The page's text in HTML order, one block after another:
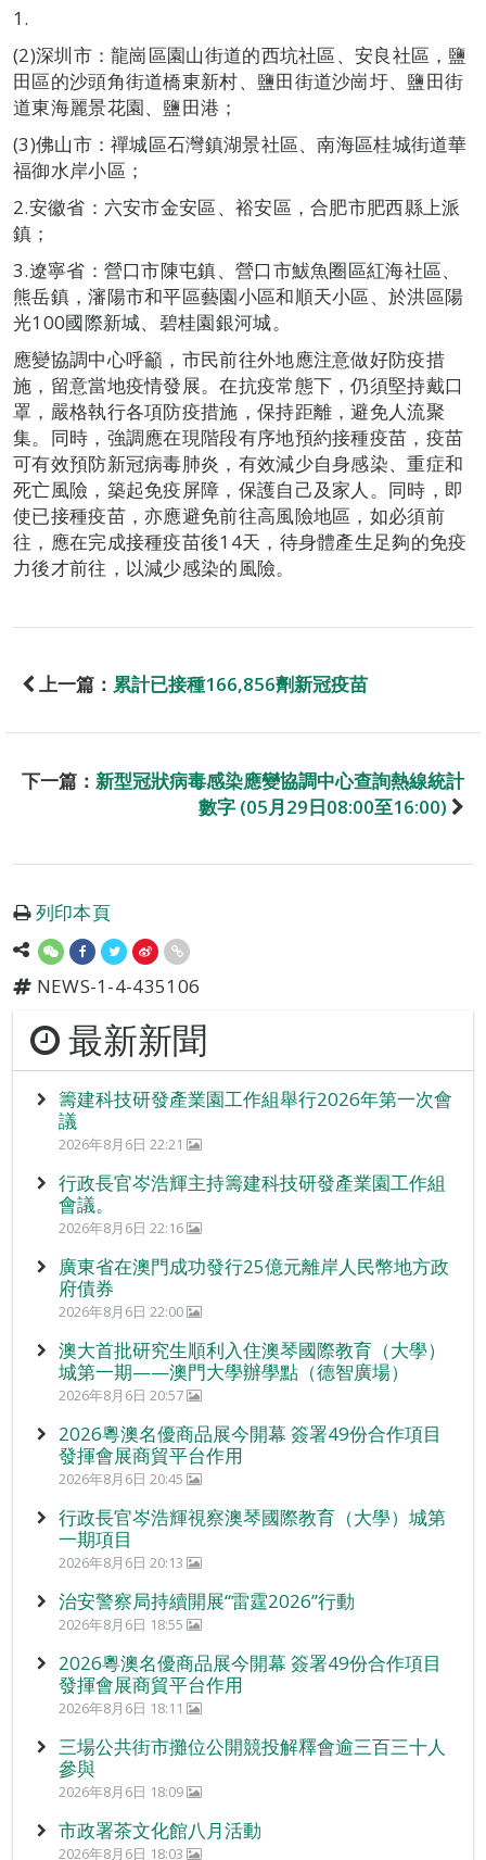
(2)深圳市：龍崗區園山街道的西坑社區、安良社區，鹽
田區的沙頭角街道橋東新村、鹽田街道沙崗圩、鹽田街
道東海麗景花園、鹽田港；
(3)佛山市：禪城區石灣鎮湖景社區、南海區桂城街道華
福御水岸小區；
2.安徽省：六安市金安區、裕安區，合肥市肥西縣上派
鎮；
3.遼寧省：營口市陳屯鎮、營口市鮁魚圈區紅海社區、
熊岳鎮，瀋陽市和平區藝園小區和順天小區、於洪區陽
光100國際新城、碧桂園銀河城。
應變協調中心呼籲，市民前往外地應注意做好防疫措
施，留意當地疫情發展。在抗疫常態下，仍須堅持戴口
罩，嚴格執行各項防疫措施，保持距離，避免人流聚
集。同時，強調應在現階段有序地預約接種疫苗，疫苗
可有效預防新冠病毒肺炎，有效減少自身感染、重症和
死亡風險，築起免疫屏障，保護自己及家人。同時，即
使已接種疫苗，亦應避免前往高風險地區，如必須前
往，應在完成接種疫苗後14天，待身體產生足夠的免疫
力後才前往，以減少感染的風險。
上一篇： 累計已接種166,856劑新冠疫苗
下一篇： 新型冠狀病毒感染應變協調中心查詢熱線統計
數字 (05月29日08:00至16:00)
列印本頁
NEWS-1-4-435106
最新新聞
籌建科技研發產業園工作組舉行2026年第一次會
議
2026年8月6日 22:21
行政長官岑浩輝主持籌建科技研發產業園工作組
會議。
2026年8月6日 22:16
廣東省在澳門成功發行25億元離岸人民幣地方政
府債券
2026年8月6日 22:00
澳大首批研究生順利入住澳琴國際教育（大學）
城第一期——澳門大學辦學點（德智廣場）
2026年8月6日 20:57
2026粵澳名優商品展今開幕 簽署49份合作項目
發揮會展商貿平台作用
2026年8月6日 20:45
行政長官岑浩輝視察澳琴國際教育（大學）城第
一期項目
2026年8月6日 20:13
治安警察局持續開展“雷霆2026”行動
2026年8月6日 18:55
2026粵澳名優商品展今開幕 簽署49份合作項目
發揮會展商貿平台作用
2026年8月6日 18:11
三場公共街市攤位公開競投解釋會逾三百三十人
參與
2026年8月6日 18:09
市政署茶文化館八月活動
2026年8月6日 18:03